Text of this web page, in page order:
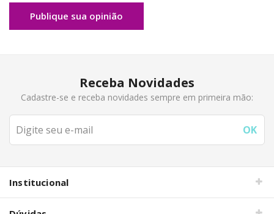
Publique sua opinião
Receba Novidades
Cadastre-se e receba novidades sempre em primeira mão:
Institucional